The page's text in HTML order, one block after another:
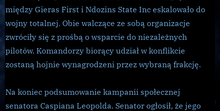
między Gieras First i Ndozins State Inc eskalowało do
wojny totalnej. Obie walczące ze sobą organizacje
zwróciły się z prośbą o wsparcie do niezależnych
pilotów. Komandorzy biorący udział w konflikcie
zostaną hojnie wynagrodzeni przez wybraną frakcję.
Na koniec podsumowanie kampanii społecznej
senatora Caspiana Leopolda. Senator ogłosił, że jego